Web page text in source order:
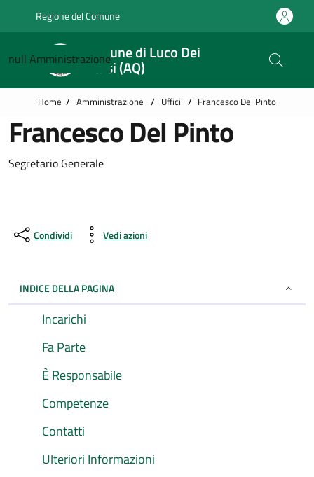
Regione del Comune
Comune di Luco Dei
Marsi (AQ)
null Amministrazione
Home / Amministrazione / Uffici / Francesco Del Pinto
Francesco Del Pinto
Segretario Generale
Condividi Vedi azioni
INDICE DELLA PAGINA
Incarichi
Fa Parte
È Responsabile
Competenze
Contatti
Ulteriori Informazioni